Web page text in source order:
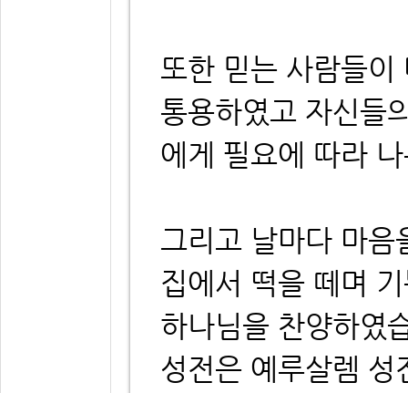
또한 믿는 사람들이
통용하였고 자신들
에게 필요에 따라
그리고 날마다 마음
집에서 떡을 떼며
하나님을 찬양하였
성전은 예루살렘